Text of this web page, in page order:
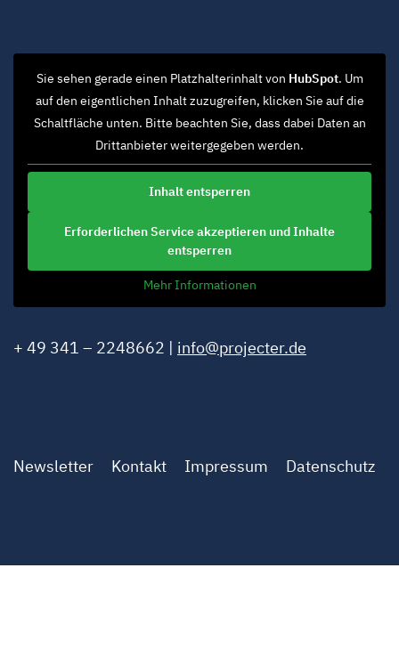
Sie sehen gerade einen Platzhalterinhalt von HubSpot. Um
auf den eigentlichen Inhalt zuzugreifen, klicken Sie auf die
Schaltfläche unten. Bitte beachten Sie, dass dabei Daten an
Drittanbieter weitergegeben werden.
Inhalt entsperren
Erforderlichen Service akzeptieren und Inhalte
entsperren
Mehr Informationen
+ 49 341 – 2248662 | info@projecter.de
Newsletter Kontakt Impressum Datenschutz